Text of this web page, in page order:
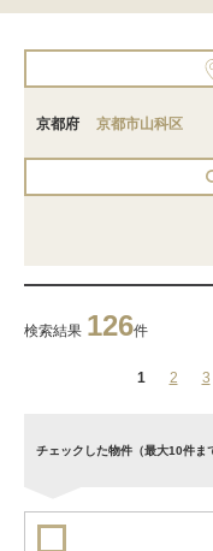
京都府 京都市山科区
検索結果 126件
1 2 3
チェックした物件（最大10件ま